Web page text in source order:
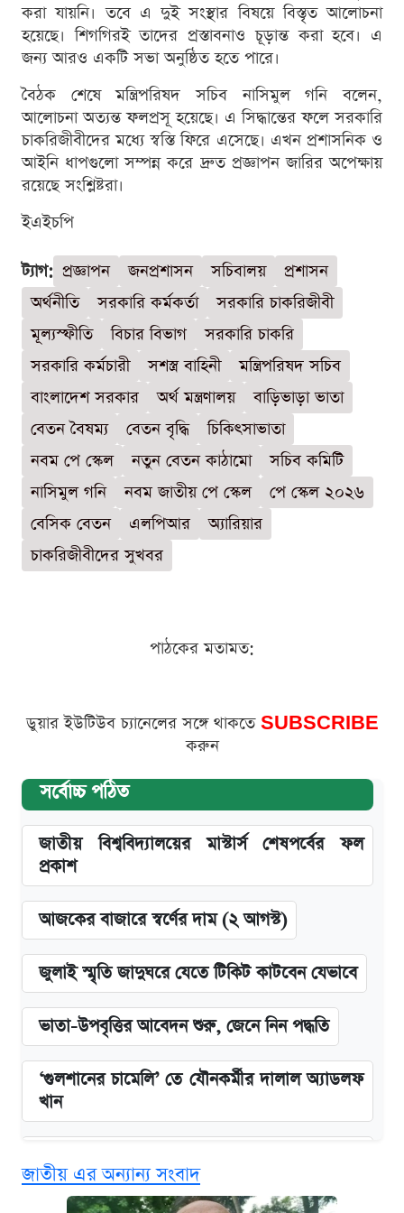
করা যায়নি। তবে এ দুই সংস্থার বিষয়ে বিস্তৃত আলোচনা
হয়েছে। শিগগিরই তাদের প্রস্তাবনাও চূড়ান্ত করা হবে। এ
জন্য আরও একটি সভা অনুষ্ঠিত হতে পারে।
বৈঠক শেষে মন্ত্রিপরিষদ সচিব নাসিমুল গনি বলেন,
আলোচনা অত্যন্ত ফলপ্রসূ হয়েছে। এ সিদ্ধান্তের ফলে সরকারি
চাকরিজীবীদের মধ্যে স্বস্তি ফিরে এসেছে। এখন প্রশাসনিক ও
আইনি ধাপগুলো সম্পন্ন করে দ্রুত প্রজ্ঞাপন জারির অপেক্ষায়
রয়েছে সংশ্লিষ্টরা।
ইএইচপি
ট্যাগ: প্রজ্ঞাপন জনপ্রশাসন সচিবালয়
প্রশাসন
অর্থনীতি
সরকারি কর্মকর্তা
সরকারি চাকরিজীবী
মূল্যস্ফীতি
বিচার বিভাগ
সরকারি চাকরি
সরকারি কর্মচারী
সশস্ত্র বাহিনী
মন্ত্রিপরিষদ সচিব
বাংলাদেশ সরকার
অর্থ মন্ত্রণালয়
বাড়িভাড়া ভাতা
বেতন বৈষম্য
বেতন বৃদ্ধি
চিকিৎসাভাতা
নবম পে স্কেল
নতুন বেতন কাঠামো
সচিব কমিটি
নাসিমুল গনি
নবম জাতীয় পে স্কেল
পে স্কেল ২০২৬
বেসিক বেতন
এলপিআর
অ্যারিয়ার
চাকরিজীবীদের সুখবর
পাঠকের মতামত:
ডুয়ার ইউটিউব চ্যানেলের সঙ্গে থাকতে SUBSCRIBE
করুন
সর্বোচ্চ পঠিত
জাতীয় বিশ্ববিদ্যালয়ের মাস্টার্স শেষপর্বের ফল
প্রকাশ
আজকের বাজারে স্বর্ণের দাম (২ আগস্ট)
জুলাই স্মৃতি জাদুঘরে যেতে টিকিট কাটবেন যেভাবে
ভাতা-উপবৃত্তির আবেদন শুরু, জেনে নিন পদ্ধতি
‘গুলশানের চামেলি’ তে যৌনকর্মীর দালাল অ্যাডলফ
খান
দাম ও ফিচার
জাতীয় এর অন্যান্য সংবাদ